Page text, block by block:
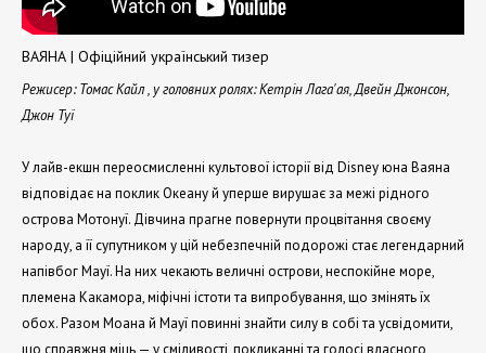
ВАЯНА | Офіційний український тизер
Режисер: Томас Кайл , у головних ролях: Кетрін Лага'ая, Двейн Джонсон,
Джон Туї
У лайв-екшн переосмисленні культової історії від Disney юна Ваяна
відповідає на поклик Океану й уперше вирушає за межі рідного
острова Мотонуї. Дівчина прагне повернути процвітання своєму
народу, а її супутником у цій небезпечній подорожі стає легендарний
напівбог Мауї. На них чекають величні острови, неспокійне море,
племена Какамора, міфічні істоти та випробування, що змінять їх
обох. Разом Моана й Мауї повинні знайти силу в собі та усвідомити,
що справжня міць — у сміливості, покликанні та голосі власного